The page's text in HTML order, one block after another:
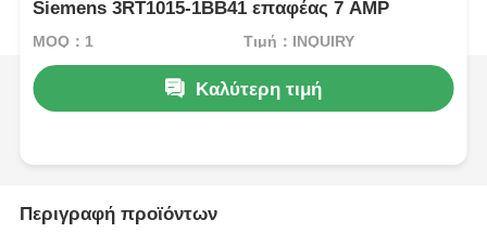
Siemens 3RT1015-1BB41 επαφέας 7 AMP
MOQ：1 Τιμή：INQUIRY
Καλύτερη τιμή
Περιγραφή προϊόντων